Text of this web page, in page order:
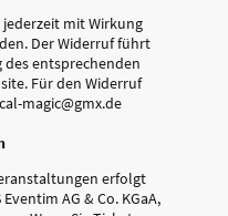
mit Wirkung
Der Widerruf führt
entsprechenden
Für den Widerruf
magic@gmx.de
erfolgt
AG & Co. KGaA,